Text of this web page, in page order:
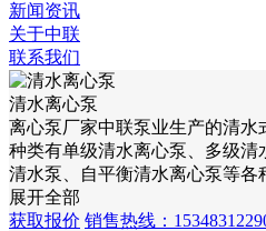
新闻资讯
关于中联
联系我们
清水离心泵
离心泵厂家中联泵业生产的清
种类有单级清水离心泵、多级
清水泵、自平衡清水离心泵等各
展开全部
获取报价 销售热线：